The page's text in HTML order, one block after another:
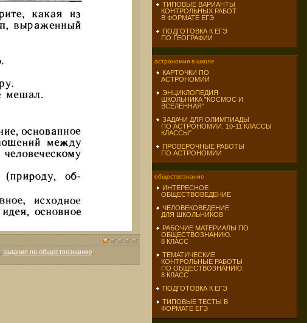
задания по обществознанию
ТИПОВЫЕ ВАРИАНТЫ
КОНТРОЛЬНЫХ РАБОТ
В ФОРМАТЕ ЕГЭ
ПОДГОТОВКА К ЕГЭ
ПО ГЕОГРАФИИ
астрономия в школе
КАРТОЧКИ ПО
АСТРОНОМИИ
ЭНЦИКЛОПЕДИЯ
ШКОЛЬНИКА "КОСМОС И
ВСЕЛЕННАЯ"
ЗАДАЧИ ДЛЯ ОЛИМПИАДЫ
ПО АСТРОНОМИИ. 10-11 КЛАССЫ
КЛАССЫ"
ПРОВЕРОЧНЫЕ РАБОТЫ
ПО АСТРОНОМИИ
обществознание
ИНТЕРЕСНОЕ
ОБЩЕСТВОВЕДЕНИЕ
ЧЕЛОВЕКОВЕДЕНИЕ
ДЛЯ ШКОЛЬНИКОВ
РАБОЧИЕ МАТЕРИАЛЫ ПО
ОБЩЕСТВОЗНАНИЮ.
8 КЛАСС
ТЕМАТИЧЕСКИЕ
КОНТРОЛЬНЫЕ РАБОТЫ
ПО ОБЩЕСТВОЗНАНИЮ.
8 КЛАСС
ПОДГОТОВКА К ЕГЭ
ТИПОВЫЕ ТЕСТЫ В
ФОРМАТЕ ЕГЭ